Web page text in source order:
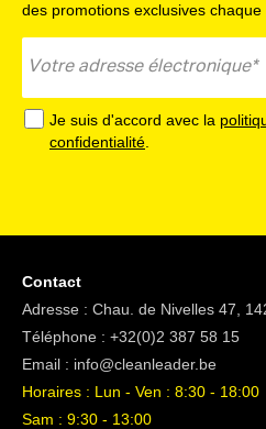
des promotions exclusives chaque
Je suis d'accord avec la
confidentialité
Contact
Adresse : Chau. de Nivelles 47,
Téléphone : +32(0)2 387 58 15
Email : info@cleanleader.be
Horaires : Lun - Ven : 8:30 - 18:00
Sam : 9:30 - 13:00